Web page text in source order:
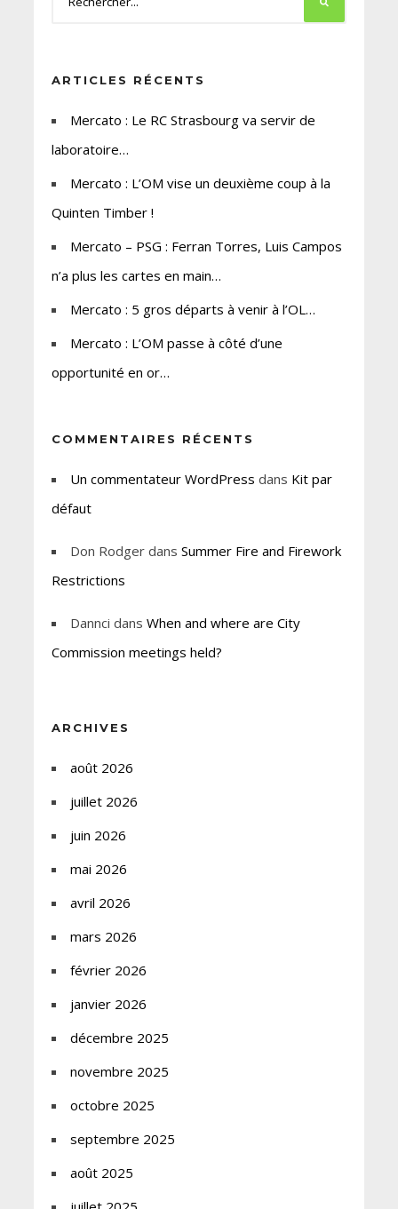
ARTICLES RÉCENTS
Mercato : Le RC Strasbourg va servir de
laboratoire…
Mercato : L’OM vise un deuxième coup à la
Quinten Timber !
Mercato – PSG : Ferran Torres, Luis Campos
n’a plus les cartes en main…
Mercato : 5 gros départs à venir à l’OL…
Mercato : L’OM passe à côté d’une
opportunité en or…
COMMENTAIRES RÉCENTS
Un commentateur WordPress dans Kit par
défaut
Don Rodgerdans Summer Fire and Firework
Restrictions
Dannci dans When and where are City
Commission meetings held?
ARCHIVES
août 2026
juillet 2026
juin 2026
mai 2026
avril 2026
mars 2026
février 2026
janvier 2026
décembre 2025
novembre 2025
octobre 2025
septembre 2025
août 2025